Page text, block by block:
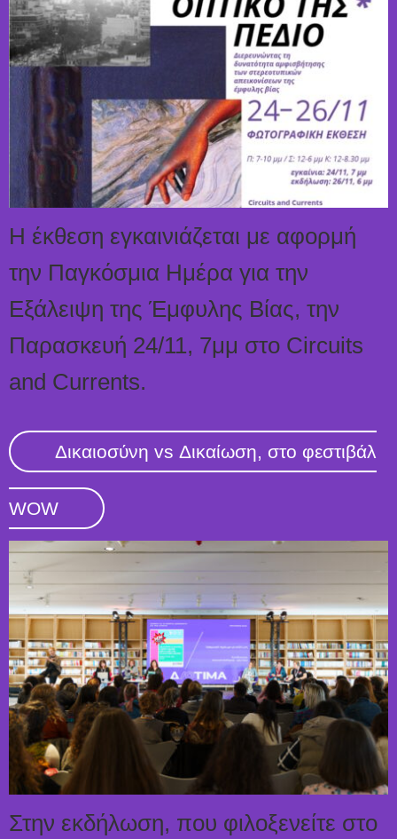
Η έκθεση εγκαινιάζεται με αφορμή
την Παγκόσμια Ημέρα για την
Εξάλειψη της Έμφυλης Βίας, την
Παρασκευή 24/11, 7μμ στο Circuits
and Currents.
Δικαιοσύνη vs Δικαίωση, στο φεστιβάλ
WOW
Στην εκδήλωση, που φιλοξενείτε στο